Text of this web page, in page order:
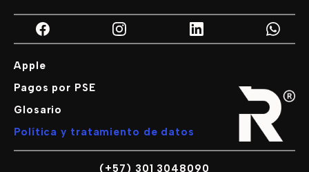
Apple
Pagos por PSE
Glosario
Política y tratamiento de datos
(+57) 301 3048090